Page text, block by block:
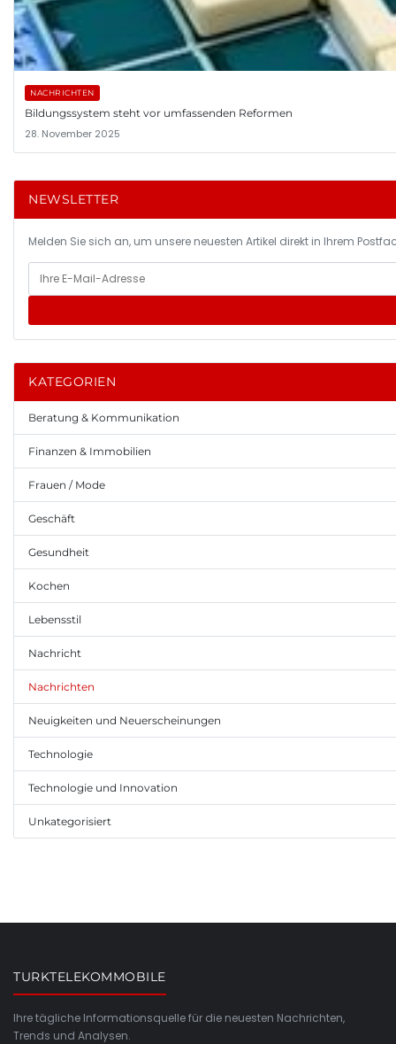
NACHRICHTEN
Bildungssystem steht vor umfassenden Reformen
28. November 2025
NEWSLETTER
Melden Sie sich an, um unsere neuesten Artikel direkt in Ihrem
KATEGORIEN
Beratung & Kommunikation
Finanzen & Immobilien
Frauen / Mode
Geschäft
Gesundheit
Kochen
Lebensstil
Nachricht
Nachrichten
Neuigkeiten und Neuerscheinungen
Technologie
Technologie und Innovation
Unkategorisiert
TURKTELEKOMMOBILE
Ihre tägliche Informationsquelle für die neuesten Nachrichten,
Trends und Analysen.